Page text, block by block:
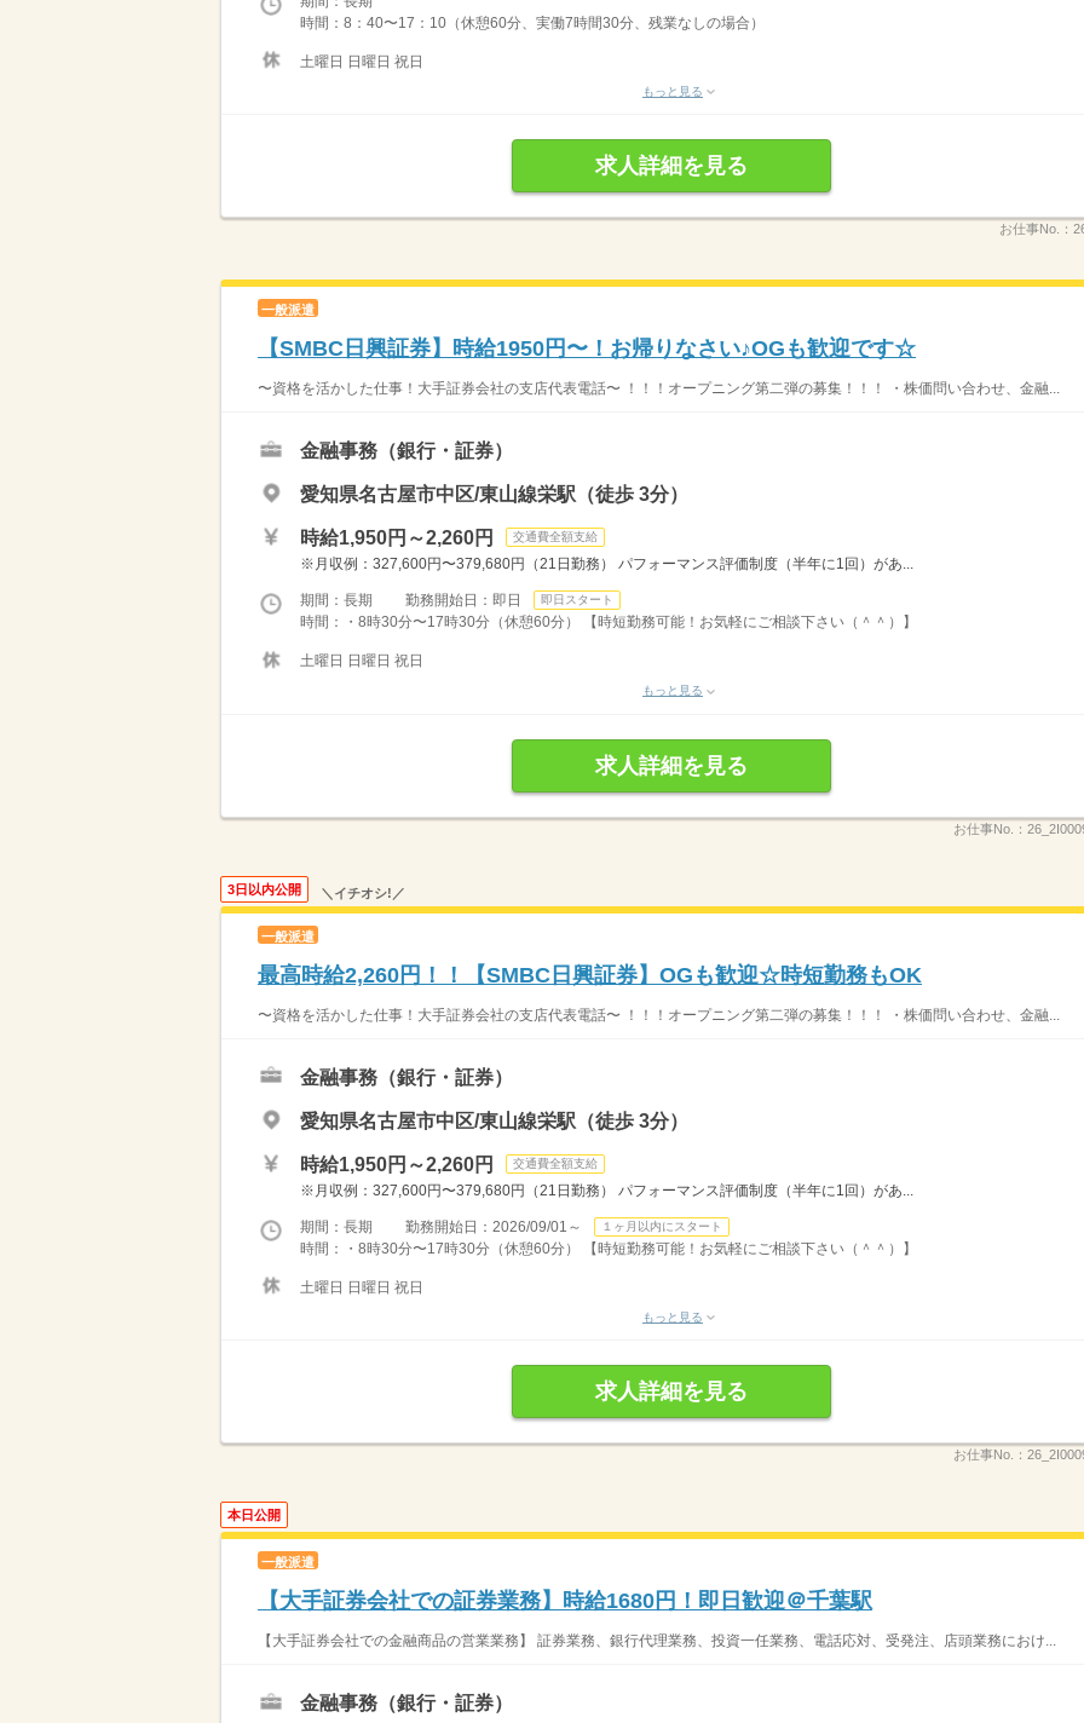
時間：8：40〜17：10（休憩60分、実働7時間30分、残業なしの場合）
土曜日 日曜日 祝日
もっと見る
求人詳細を見る
お仕事No.：
一般派遣
【SMBC日興証券】時給1950円〜！お帰りなさい♪OGも歓迎です☆
〜資格を活かした仕事！大手証券会社の支店代表電話〜 ！！！オープニング第二弾の募集！！！ ・株価問い合わせ、金融...
金融事務（銀行・証券）
愛知県名古屋市中区/東山線栄駅（徒歩 3分）
時給1,950円～2,260円 交通費全額支給
※月収例：327,600円〜379,680円（21日勤務） パフォーマンス評価制度（半年に1回）があ...
期間：長期 勤務開始日：即日 即日スタート
時間：・8時30分〜17時30分（休憩60分） 【時短勤務可能！お気軽にご相談下さい（＾＾）】
土曜日 日曜日 祝日
もっと見る
求人詳細を見る
お仕事No.：
3日以内公開 ＼イチオシ!／
一般派遣
最高時給2,260円！！【SMBC日興証券】OGも歓迎☆時短勤務もOK
〜資格を活かした仕事！大手証券会社の支店代表電話〜 ！！！オープニング第二弾の募集！！！ ・株価問い合わせ、金融...
金融事務（銀行・証券）
愛知県名古屋市中区/東山線栄駅（徒歩 3分）
時給1,950円～2,260円 交通費全額支給
※月収例：327,600円〜379,680円（21日勤務） パフォーマンス評価制度（半年に1回）があ...
期間：長期 勤務開始日：2026/09/01～ １ヶ月以内にスタート
時間：・8時30分〜17時30分（休憩60分） 【時短勤務可能！お気軽にご相談下さい（＾＾）】
土曜日 日曜日 祝日
もっと見る
求人詳細を見る
お仕事No.：
本日公開
一般派遣
【大手証券会社での証券業務】時給1680円！即日歓迎＠千葉駅
【大手証券会社での金融商品の営業業務】 証券業務、銀行代理業務、投資一任業務、電話応対、受発注、店頭業務におけ...
金融事務（銀行・証券）